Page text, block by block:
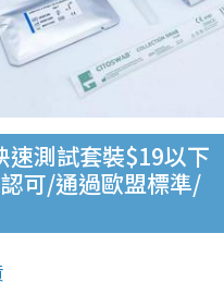
速測試套裝$19以下
可/通過歐盟標準/